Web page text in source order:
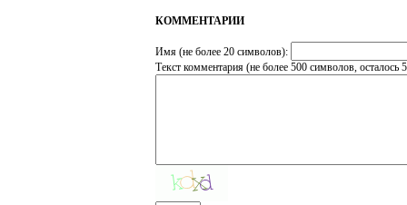
КОММЕНТАРИИ
Имя (не более 20 символов):
Текст комментария (не более 500 символов, осталось